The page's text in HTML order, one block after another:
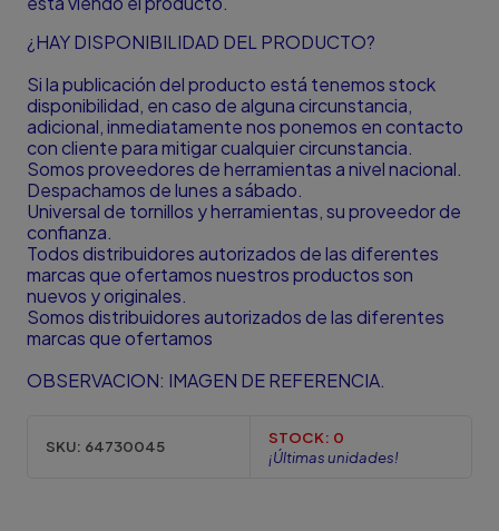
¿HAY DISPONIBILIDAD DEL PRODUCTO?
Si la publicación del producto está tenemos stock
disponibilidad, en caso de alguna circunstancia,
adicional, inmediatamente nos ponemos en contacto
con cliente para mitigar cualquier circunstancia.
Somos proveedores de herramientas a nivel nacional.
Despachamos de lunes a sábado.
Universal de tornillos y herramientas, su proveedor de
confianza.
Todos distribuidores autorizados de las diferentes
marcas que ofertamos nuestros productos son
nuevos y originales.
Somos distribuidores autorizados de las diferentes
marcas que ofertamos
OBSERVACION: IMAGEN DE REFERENCIA.
SKU: 64730045 STOCK: 0
¡Últimas unidades!